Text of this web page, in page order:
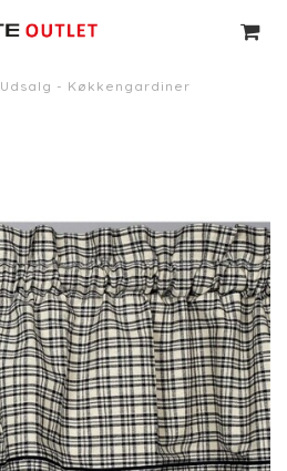
Udsalg - Køkkengardiner